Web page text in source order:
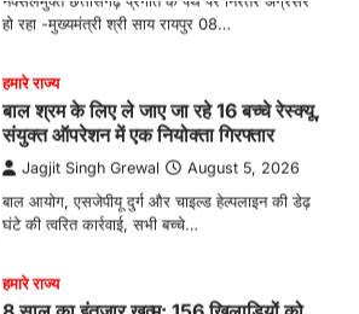
Jagjit Singh Grewal August 5, 2026
हमारे राज्य
8 साल का इंतजार खत्म: 156 खिलाड़ियों को
मिला उत्कृष्ट खिलाड़ी का दर्जा, सरकारी नौकरी
का रास्ता साफ
Jagjit Singh Grewal August 5, 2026
इंतजार आखिरकार खत्म हो गया। राज्य…